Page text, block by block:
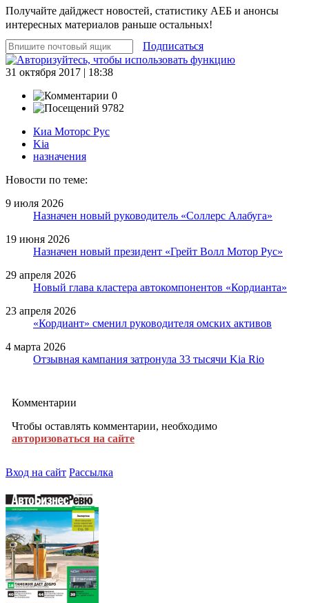
Получайте дайджест новостей, статистику АЕБ и анонсы
интересных материалов раньше остальных!
Подписаться
31 октября 2017 | 18:38
0
9782
Киа Моторс Рус
Kia
назначения
Новости по теме:
9 июля 2026
Назначен новый руководитель «Соллерс Алабуга»
19 июня 2026
Назначен новый президент «Грейт Волл Мотор Рус»
29 апреля 2026
Новый глава кластера автокомпонентов «Кордианта»
23 апреля 2026
«Кордиант» сменил руководителя омских активов
4 марта 2026
Отзывная кампания затронула 33 тысячи Kia Rio
Комментарии
Чтобы оставлять комментарии, необходимо
авторизоваться на сайте
Вход на сайт Рассылка